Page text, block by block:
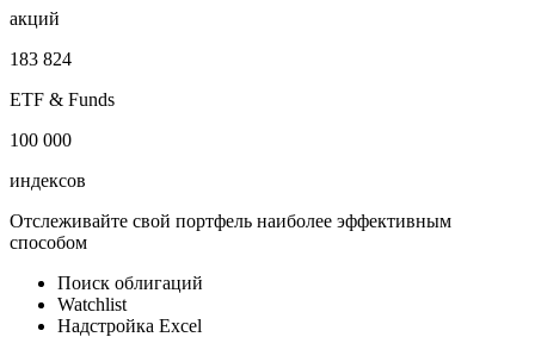
акций
183 824
ETF & Funds
100 000
индексов
Отслеживайте свой портфель наиболее эффективным
способом
Поиск облигаций
Watchlist
Надстройка Excel